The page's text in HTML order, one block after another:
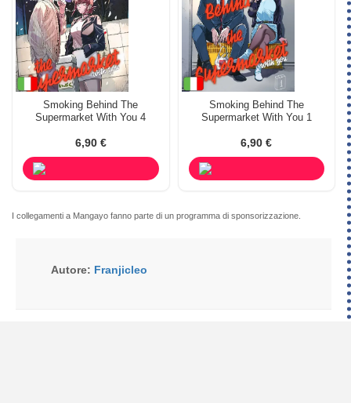
Smoking Behind The
Supermarket With You 4
6,90 €
Smoking Behind The
Supermarket With You 1
6,90 €
I collegamenti a Mangayo fanno parte di un programma di sponsorizzazione.
Autore: Franjicleo